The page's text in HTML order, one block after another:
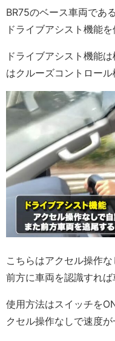
BR75のベース車両であ
ドライブアシスト機能を
ドライブアシスト機能
はクルーズコントロール
こちらはアクセル操作
前方に車両を認識すれば
使用方法はスイッチを
クセル操作なしで速度が